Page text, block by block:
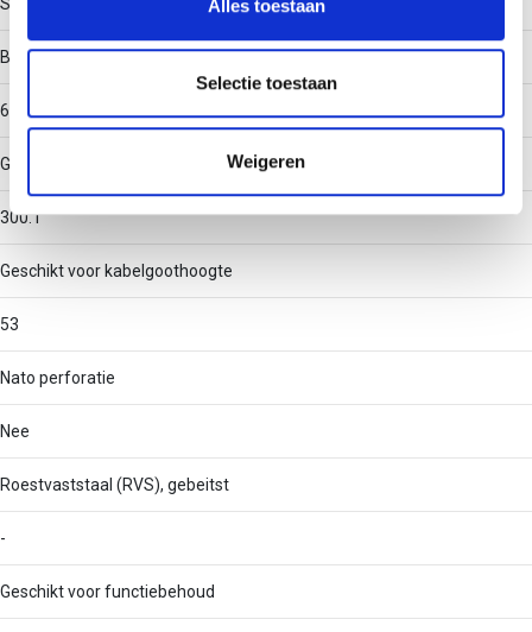
partners voor social media, adverteren en analyse. Deze
partners kunnen deze gegevens combineren met andere
informatie die u aan ze heeft verstrekt of die ze hebben
verzameld op basis van uw gebruik van hun services.
Alles toestaan
Selectie toestaan
Weigeren
Binnenstraal
60
Geschikt voor kabelgootbreedte
300.1
Geschikt voor kabelgoothoogte
53
Nato perforatie
Nee
Roestvaststaal (RVS), gebeitst
-
Geschikt voor functiebehoud